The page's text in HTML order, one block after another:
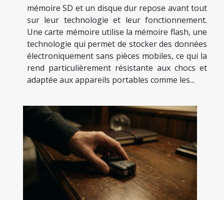
mémoire SD et un disque dur repose avant tout
sur leur technologie et leur fonctionnement.
Une carte mémoire utilise la mémoire flash, une
technologie qui permet de stocker des données
électroniquement sans pièces mobiles, ce qui la
rend particulièrement résistante aux chocs et
adaptée aux appareils portables comme les...